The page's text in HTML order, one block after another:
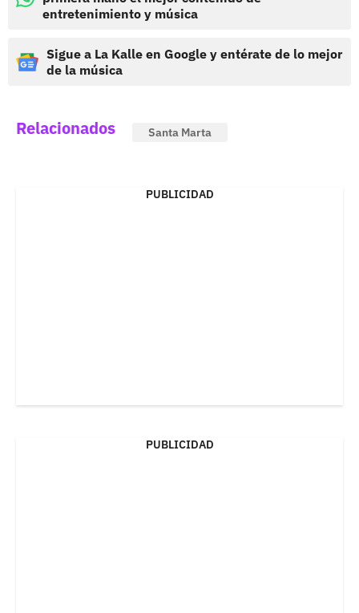
entretenimiento y música
Sigue a La Kalle en Google y entérate de lo mejor
de la música
Relacionados Santa Marta
PUBLICIDAD
PUBLICIDAD